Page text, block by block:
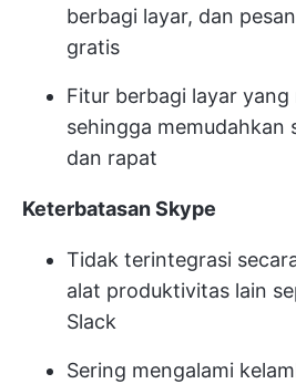
berbagi layar, dan
gratis
Fitur berbagi layar yang
sehingga memudahkan
dan rapat
Keterbatasan Skype
Tidak terintegrasi
alat produktivitas lain
Slack
Sering mengalami